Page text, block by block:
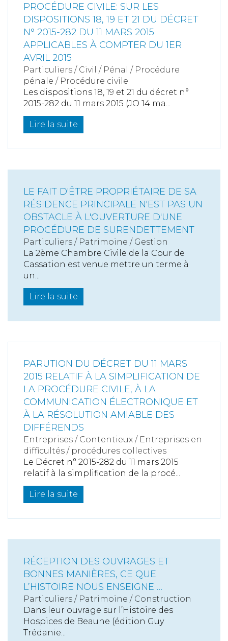
PROCÉDURE CIVILE: SUR LES
DISPOSITIONS 18, 19 ET 21 DU DÉCRET
N° 2015-282 DU 11 MARS 2015
APPLICABLES À COMPTER DU 1ER
AVRIL 2015
Particuliers / Civil / Pénal / Procédure
pénale / Procédure civile
Les dispositions 18, 19 et 21 du décret n°
2015-282 du 11 mars 2015 (JO 14 ma...
Lire la suite
LE FAIT D'ÊTRE PROPRIÉTAIRE DE SA
RÉSIDENCE PRINCIPALE N'EST PAS UN
OBSTACLE À L'OUVERTURE D'UNE
PROCÉDURE DE SURENDETTEMENT
Particuliers / Patrimoine / Gestion
La 2ème Chambre Civile de la Cour de
Cassation est venue mettre un terme à
un...
Lire la suite
PARUTION DU DÉCRET DU 11 MARS
2015 RELATIF À LA SIMPLIFICATION DE
LA PROCÉDURE CIVILE, À LA
COMMUNICATION ÉLECTRONIQUE ET
À LA RÉSOLUTION AMIABLE DES
DIFFÉRENDS
Entreprises / Contentieux / Entreprises en
difficultés / procédures collectives
Le Décret n° 2015-282 du 11 mars 2015
relatif à la simplification de la procé...
Lire la suite
RÉCEPTION DES OUVRAGES ET
BONNES MANIÈRES, CE QUE
L’HISTOIRE NOUS ENSEIGNE …
Particuliers / Patrimoine / Construction
Dans leur ouvrage sur l’Histoire des
Hospices de Beaune (édition Guy
Trédanie...